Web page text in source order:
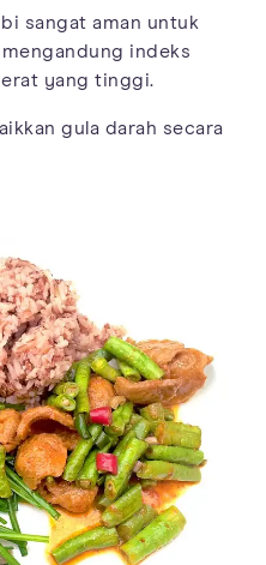
sangat aman untuk
indeks
yang tinggi.
gula darah secara